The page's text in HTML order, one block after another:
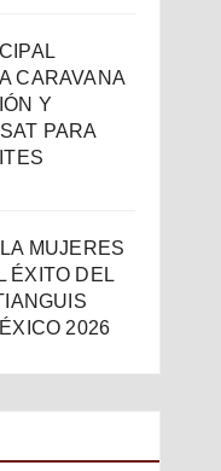
CARAVANA
Y
PARA
MUJERES
ÉXITO DEL
2026